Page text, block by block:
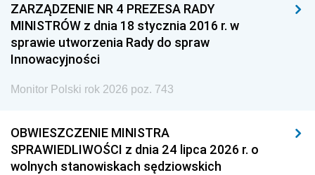
ZARZĄDZENIE NR 4 PREZESA RADY
MINISTRÓW z dnia 18 stycznia 2016 r. w
sprawie utworzenia Rady do spraw
Innowacyjności
Monitor Polski rok 2026 poz. 743
OBWIESZCZENIE MINISTRA
SPRAWIEDLIWOŚCI z dnia 24 lipca 2026 r. o
wolnych stanowiskach sędziowskich